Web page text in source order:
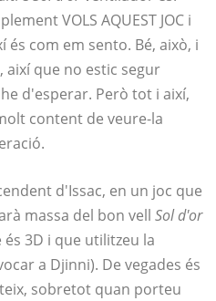
VOLS AQUEST JOC i
com em sento. Bé, això, i
així que no estic segur
d'esperar. Però tot i així,
content de veure-la
d'Issac, en un joc que
massa del bon vell Sol d'or
3D i que utilitzeu la
a Djinni). De vegades és
sobretot quan porteu